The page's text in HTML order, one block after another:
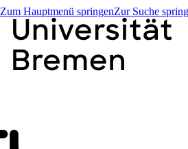
Zum Hauptmenü springenZur Suche